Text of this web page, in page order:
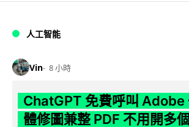
人工智能
Vin 8 小時
ChatGPT 免費呼叫 Adobe
體修圖兼整 PDF 不用開多